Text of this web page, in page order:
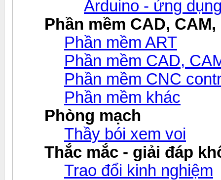
Arduino - ứng
Phần mềm CAD, CAM,
Phần mềm ART
Phần mềm CAD,
Phần mềm CNC
Phần mềm khác
Phòng mạch
Thầy bói xem voi
Thắc mắc - giải đáp
Trao đổi kinh nghiệm